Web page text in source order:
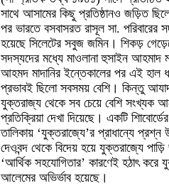
সাথে আসামের কিছু প্রতিষ্ঠানও জড়িত
পর ভারতে বসবাসরত রাসূল সা.
হয়েছে সিলেটের সবুজ জমিন। শিকড়
সদস্যদের মধ্যে মাওলানা হুসাইন আহমাদ
আহমদ মাদানির ইন্তেকালের পর এই হাল
প্রভাবই ছিলো সবসময় বেশি। কিন্তু আযাদ
যুক্তরাজ্য থেকে সব চেয়ে বেশি সংখ্যক
প্রতিক্রিয়া দেখা দিয়েছে। একটি
তালিকায় ‘যুক্তরাজ্যে’র প্রাধান্যে
দেওবন্দ থেকে বিদেয় হয়ে যুক্তরাজ্যে
‘আর্থিক সহযোগিতার’ কারণেই হঠাৎ
আলেমের অভির্ভাব হয়েছে।